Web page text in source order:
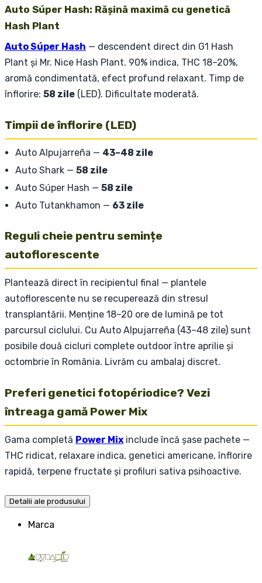
Auto Súper Hash: Rășină maximă cu genetică
Hash Plant
Auto Súper Hash — descendent direct din G1 Hash
Plant și Mr. Nice Hash Plant. 90% indica, THC 18–20%,
aromă condimentată, efect profund relaxant. Timp de
înflorire: 58 zile (LED). Dificultate moderată.
Timpii de înflorire (LED)
Auto Alpujarreña — 43–48 zile
Auto Shark — 58 zile
Auto Súper Hash — 58 zile
Auto Tutankhamon — 63 zile
Reguli cheie pentru semințe
autoflorescente
Plantează direct în recipientul final — plantele
autoflorescente nu se recuperează din stresul
transplantării. Menține 18–20 ore de lumină pe tot
parcursul ciclului. Cu Auto Alpujarreña (43–48 zile) sunt
posibile două cicluri complete outdoor între aprilie și
octombrie în România. Livrăm cu ambalaj discret.
Preferi genetici fotopériodice? Vezi
întreaga gamă Power Mix
Gama completă Power Mix include încă șase pachete —
THC ridicat, relaxare indica, genetici americane, înflorire
rapidă, terpene fructate și profiluri sativa psihoactive.
Detalii ale produsului
Marca